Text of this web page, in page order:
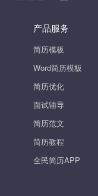
产品服务
简历模板
Word简历模板
简历优化
面试辅导
简历范文
简历教程
全民简历APP